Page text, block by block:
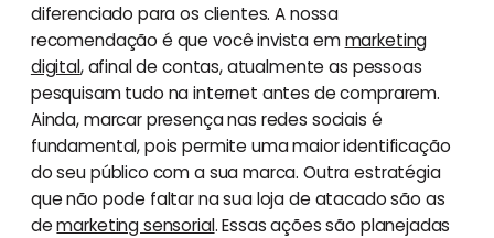
diferenciado para os clientes. A nossa
recomendação é que você invista emmarketing
digital, afinal de contas, atualmente as pessoas
pesquisam tudo na internet antes de comprarem.
Ainda, marcar presença nas redes sociais é
fundamental, pois permite uma maior identificação
do seu público com a sua marca. Outra estratégia
que não pode faltar na sua loja de atacado são as
demarketing sensorial. Essas ações são planejadas